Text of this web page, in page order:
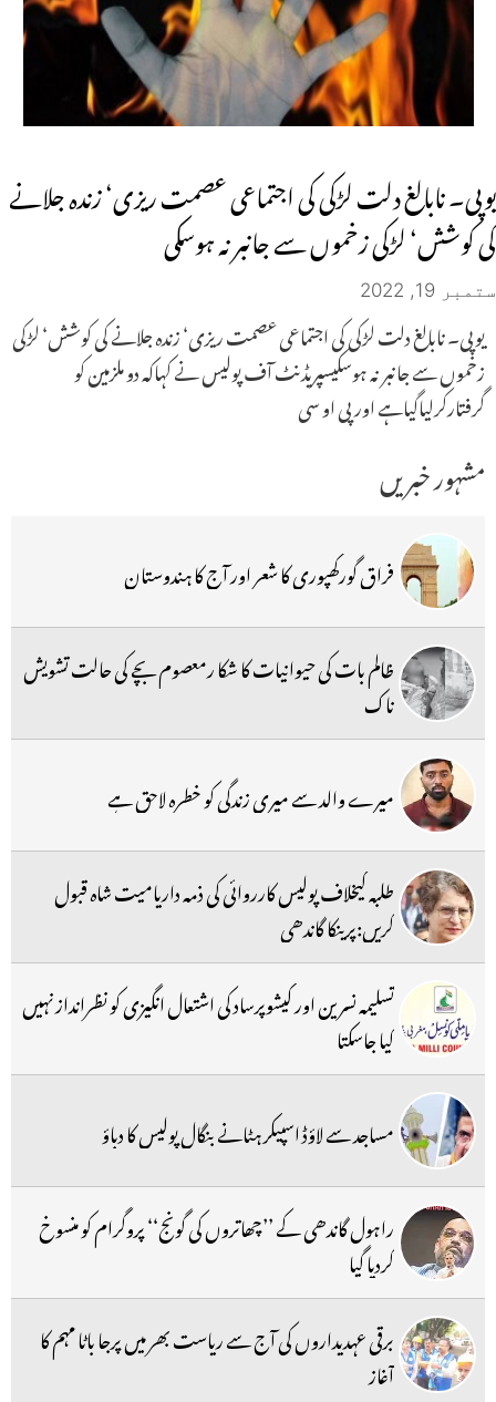
یوپی۔ نابالغ دلت لڑکی کی اجتماعی عصمت ریزی‘ زندہ جلانے
کی کوشش‘ لڑکی زخموں سے جانبر نہ ہوسکی
ستمبر 19, 2022
یوپی۔ نابالغ دلت لڑکی کی اجتماعی عصمت ریزی‘ زندہ جلانے کی کوشش‘ لڑکی
زخموں سے جانبر نہ ہوسکیسپریڈنٹ آف پولیس نے کہاکہ دو ملزمین کو
گرفتارکرلیاگیاہے اور پی او سی
مشہور خبریں
فراق گورکھپوری کا شعر اور آج کا ہندوستان
ظالم بات کی حیوانیات کا شکا رمعصوم بچے کی حالت تشویش
ناک
میرے والد سے میری زندگی کو خطرہ لاحق ہے
طلبہ کیخلاف پولیس کارروائی کی ذمہ داریامیت شاہ قبول
کریں:پرینکا گاندھی
تسلیمہ نسرین اور کیشوپرساد کی اشتعال انگیزی کو نظرانداز نہیں
کیا جاسکتا
مساجد سے لاؤڈ اسپیکر ہٹانے بنگال پولیس کا دباؤ
راہول گاندھی کے ’’چھاتروں کی گونج‘‘ پروگرام کو منسوخ
کردیا گیا
برقی عہدیداروں کی آج سے ریاست بھر میں پرجا باٹا مہم کا
آغاز